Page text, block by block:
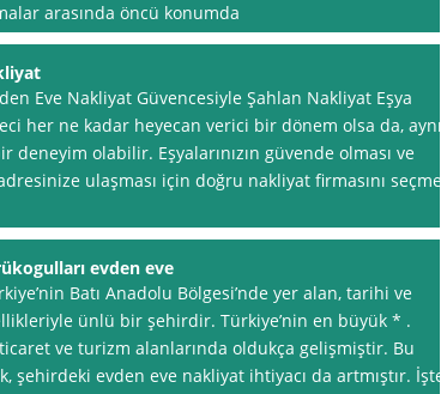
arasında öncü konumda
Eve Nakliyat Güvencesiyle Şahlan Nakliyat Eşya
her ne kadar heyecan verici bir dönem olsa da, aynı
olabilir. Eşyalarınızın güvende olması ve
ulaşması için doğru nakliyat firmasını seçmek
evden eve
Batı Anadolu Bölgesi’nde yer alan, tarihi ve
ünlü bir şehirdir. Türkiye’nin en büyük * .
ve turizm alanlarında oldukça gelişmiştir. Bu
şehirdeki evden eve nakliyat ihtiyacı da artmıştır. İşte